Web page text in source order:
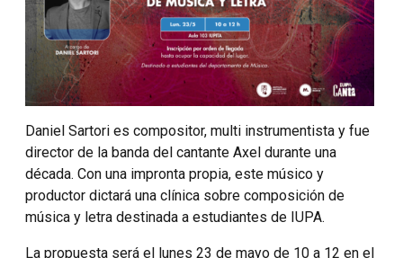
Daniel Sartori es compositor, multi instrumentista y fue
director de la banda del cantante Axel durante una
década. Con una impronta propia, este músico y
productor dictará una clínica sobre composición de
música y letra destinada a estudiantes de IUPA.
La propuesta será el lunes 23 de mayo de 10 a 12 en el